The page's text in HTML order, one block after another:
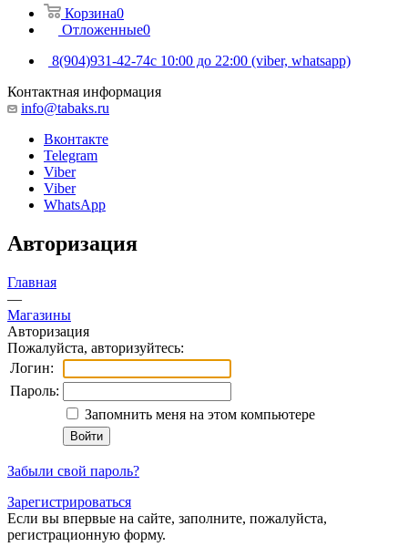
Корзина0
Отложенные0
8(904)931-42-74с 10:00 до 22:00 (viber, whatsapp)
Контактная информация
info@tabaks.ru
Вконтакте
Telegram
Viber
Viber
WhatsApp
Авторизация
Главная
—
Магазины
Авторизация
Пожалуйста, авторизуйтесь:
Логин:
Пароль:
Запомнить меня на этом компьютере
Забыли свой пароль?
Зарегистрироваться
Если вы впервые на сайте, заполните, пожалуйста,
регистрационную форму.